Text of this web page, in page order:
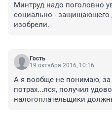
Минтруд надо поголовно
социально - защищающего
изобрели.
Гость
19 октября 2016, 10:16
А я вообще не понимаю, за
потрах...лся, получил
налогоплательщики